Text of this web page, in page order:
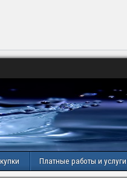
Платные работы и услуги